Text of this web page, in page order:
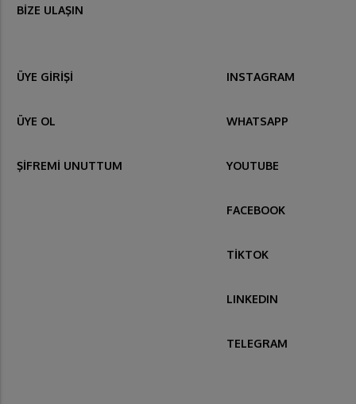
BİZE ULAŞIN
ÜYE GİRİŞİ
ÜYE OL
ŞİFREMİ UNUTTUM
INSTAGRAM
WHATSAPP
YOUTUBE
FACEBOOK
TİKTOK
LINKEDIN
TELEGRAM